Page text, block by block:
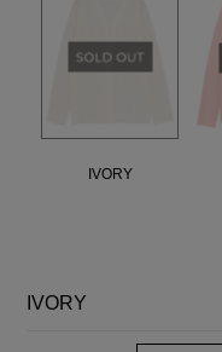
IVORY
IVORY